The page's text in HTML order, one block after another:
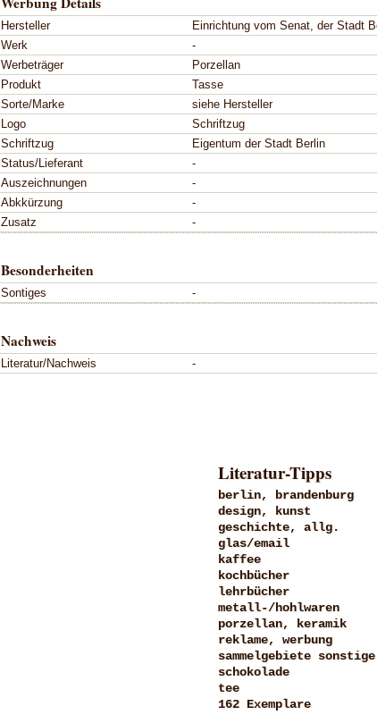
Hersteller
Einrichtung vom Senat, der Stadt
Werk
-
Werbeträger
Porzellan
Produkt
Tasse
Sorte/Marke
siehe Hersteller
Logo
Schriftzug
Schriftzug
Eigentum der Stadt Berlin
Status/Lieferant
-
Auszeichnungen
-
Abkkürzung
-
Zusatz
-
Besonderheiten
Sontiges -
Nachweis
Literatur/Nachweis -
Literatur-Tipps
berlin, brandenburg
design, kunst
geschichte, allg.
glas/email
kaffee
kochbücher
lehrbücher
metall-/hohlwaren
porzellan, keramik
reklame, werbung
sammelgebiete sonstige
schokolade
tee
162 Exemplare